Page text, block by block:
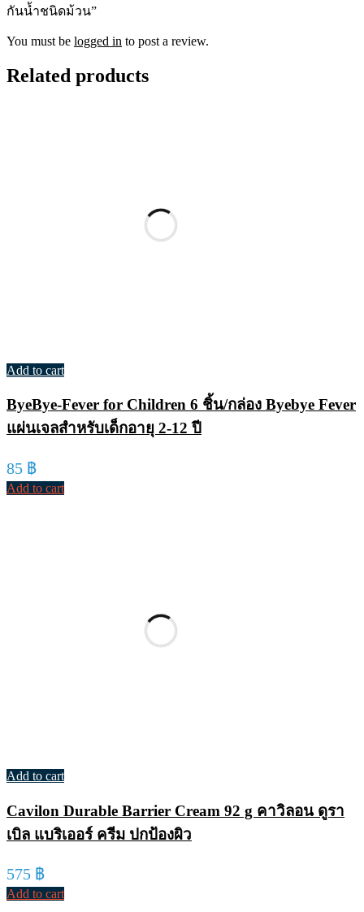
กันน้ำชนิดม้วน”
You must be logged in to post a review.
Related products
Add to cart
ByeBye-Fever for Children 6 ชิ้น/กล่อง Byebye Fever
แผ่นเจลสำหรับเด็กอายุ 2-12 ปี
85 ฿
Add to cart
Add to cart
Cavilon Durable Barrier Cream 92 g คาวิลอน ดูรา
เบิล แบริเออร์ ครีม ปกป้องผิว
575 ฿
Add to cart